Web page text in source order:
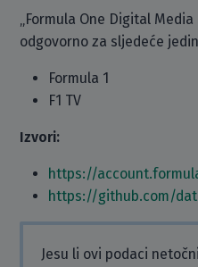
„Formula One Digital
odgovorno za sljedeće
Formula 1
F1 TV
Izvori:
https://
https://github.com/
Jesu li ovi podaci